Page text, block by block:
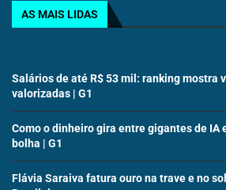
AS MAIS LIDAS
Salários de até R$ 53 mil: ranking mostra
valorizadas | G1
Como o dinheiro gira entre gigantes de IA
bolha | G1
Flávia Saraiva fatura ouro na trave e no